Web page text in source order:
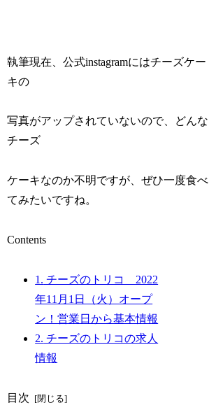
執筆現在、公式instagramにはチーズケー
キの
写真がアップされていないので、どんな
チーズ
ケーキなのか不明ですが、ぜひ一度食べ
てみたいですね。
Contents
1. チーズのトリコ 2022
年11月1日（火）オープ
ン！営業日から基本情報
2. チーズのトリコの求人
情報
目次